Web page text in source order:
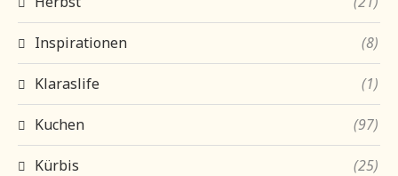
Inspirationen (8)
Klaraslife (1)
Kuchen (97)
Kürbis (25)